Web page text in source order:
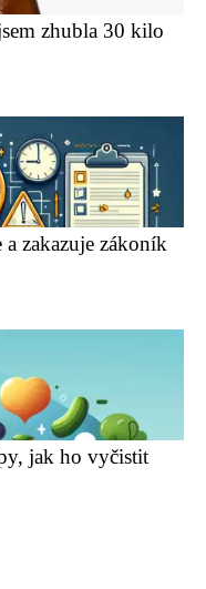
zhubla 30 kilo
zakazuje zákoník
jak ho vyčistit